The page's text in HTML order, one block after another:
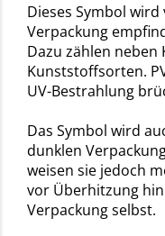
Dieses Symbol
Verpackung
Dazu zählen
Kunststoffsorten.
UV-Bestrahlung
Das Symbol wird
dunklen
weisen sie jedoch
vor Überhitzung
Verpackung selbst.